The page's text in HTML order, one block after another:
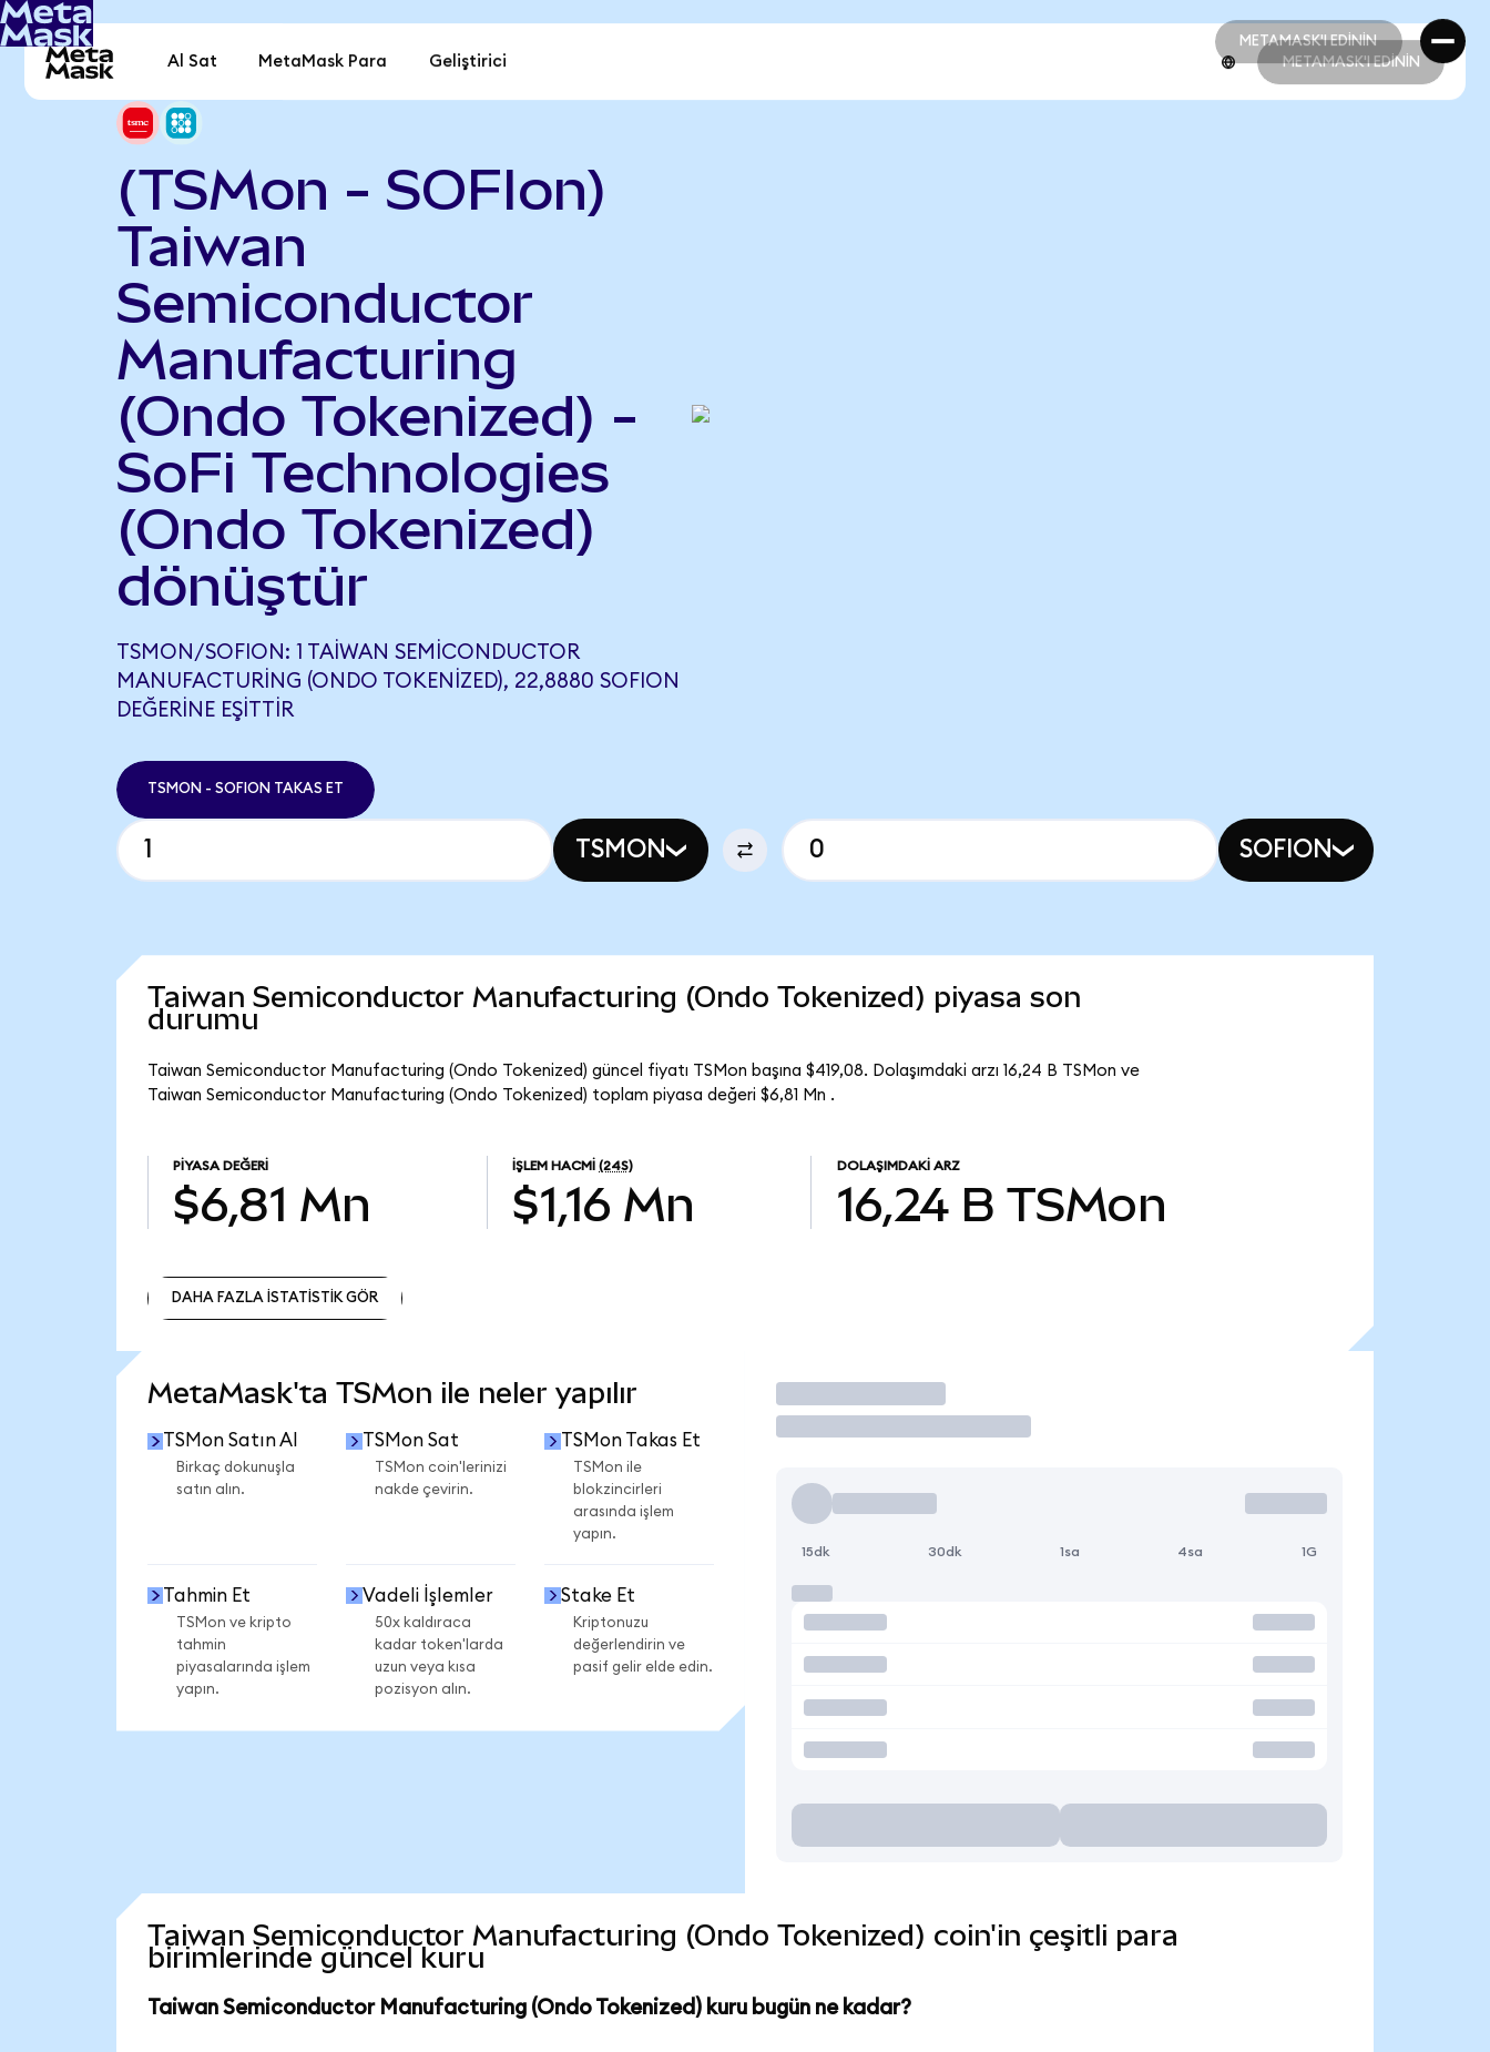
METAMASK'I EDİNİN
METAMASK'I EDİNİN
Al Sat MetaMask Para Geliştirici METAMASK'I EDİNİN
(TSMon - SOFIon)
Taiwan
Semiconductor
Manufacturing
(Ondo Tokenized) -
SoFi Technologies
(Ondo Tokenized)
dönüştür
TSMON/SOFION: 1 TAIWAN SEMICONDUCTOR
MANUFACTURING (ONDO TOKENIZED), 22,8880 SOFION
DEĞERINE EŞITTIR
TSMON - SOFION TAKAS ET
TSMON SOFION
Taiwan Semiconductor Manufacturing (Ondo Tokenized) piyasa son
durumu
Taiwan Semiconductor Manufacturing (Ondo Tokenized) güncel fiyatı TSMon başına $419,08. Dolaşımdaki arzı 16,24 B TSMon ve
Taiwan Semiconductor Manufacturing (Ondo Tokenized) toplam piyasa değeri $6,81 Mn .
PIYASA DEĞERI
$6,81 Mn
İŞLEM HACMI (24S)
$1,16 Mn
DOLAŞIMDAKI ARZ
16,24 B TSMon
DAHA FAZLA İSTATİSTİK GÖR
MetaMask'ta TSMon ile neler yapılır
TSMon Satın Al
Birkaç dokunuşla
satın alın.
TSMon Sat
TSMon coin'lerinizi
nakde çevirin.
TSMon Takas Et
TSMon ile
blokzincirleri
arasında işlem
yapın.
Tahmin Et
TSMon ve kripto
tahmin
piyasalarında işlem
yapın.
Vadeli İşlemler
50x kaldıraca
kadar token'larda
uzun veya kısa
pozisyon alın.
Stake Et
Kriptonuzu
değerlendirin ve
pasif gelir elde edin.
İşlem Yap
15dk 30dk 1sa 4sa 1G
Taiwan Semiconductor Manufacturing (Ondo Tokenized) coin'in çeşitli para
birimlerinde güncel kuru
Taiwan Semiconductor Manufacturing (Ondo Tokenized) kuru bugün ne kadar?